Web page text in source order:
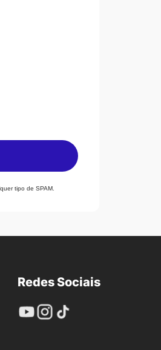
tipo de SPAM.
Redes Sociais